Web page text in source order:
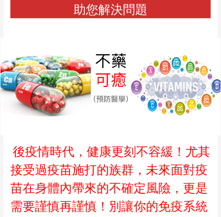
助您解決問題
後疫情時代，健康更刻不容緩！尤其
接受過疫苗施打的族群，未來面對疫
苗在身體內帶來的不確定風險，更是
需要謹慎再謹慎！別讓你的免疫系統